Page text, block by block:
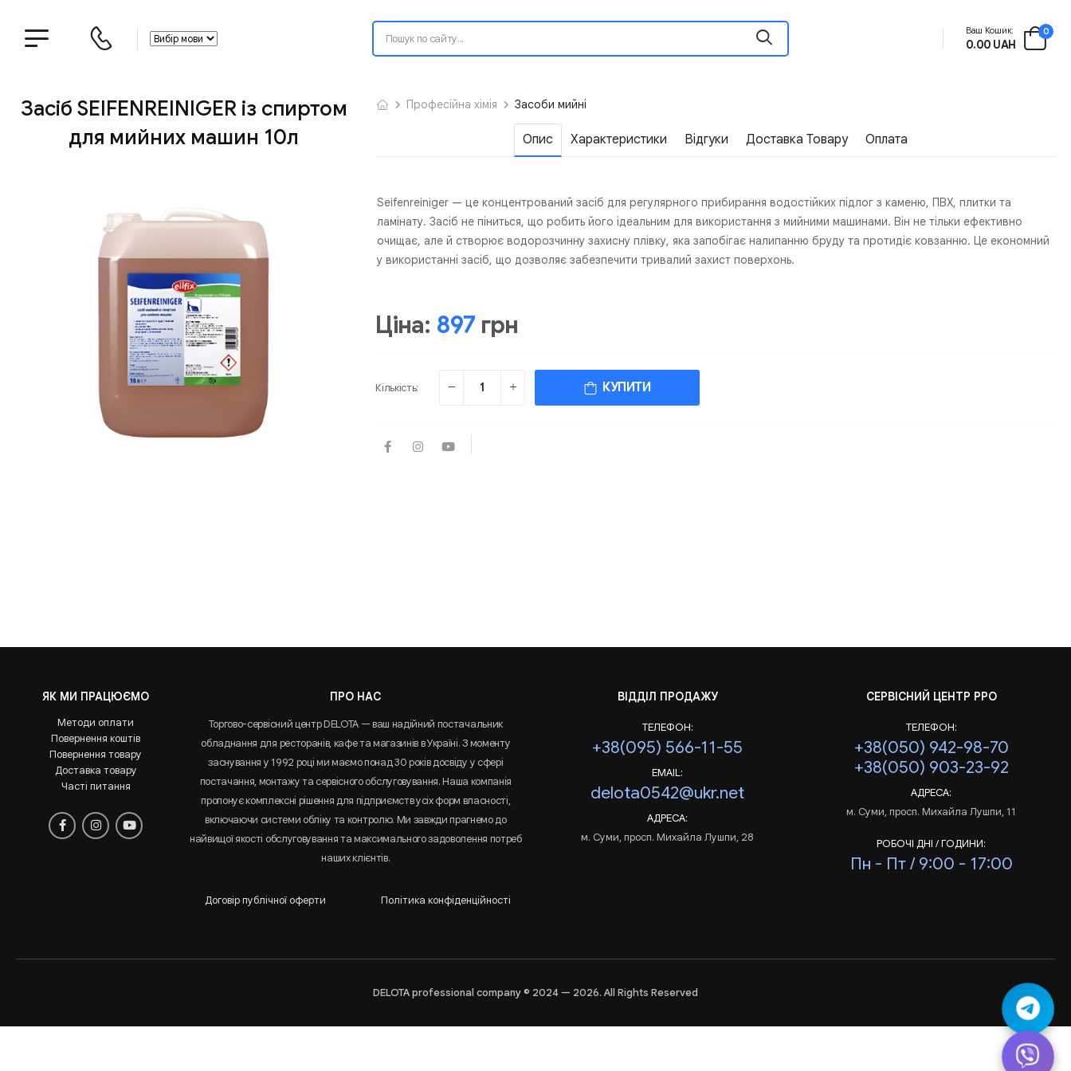
Ваш Кошик:
0.00 UAH
0
Засіб SEIFENREINIGER із спиртом
для мийних машин 10л
Професійна хімія Засоби мийні
Опис Характеристики Відгуки Доставка Товару Оплата
Seifenreiniger — це концентрований засіб для регулярного прибирання водостійких підлог з каменю, ПВХ, плитки та
ламінату. Засіб не піниться, що робить його ідеальним для використання з мийними машинами. Він не тільки ефективно
очищає, але й створює водорозчинну захисну плівку, яка запобігає налипанню бруду та протидіє ковзанню. Це економний
у використанні засіб, що дозволяє забезпечити тривалий захист поверхонь.
Ціна: 897 грн
Кількість: КУПИТИ
ЯК МИ ПРАЦЮЄМО
Методи оплати
Повернення коштів
Повернення товару
Доставка товару
Часті питання
ПРО НАС
Торгово-сервісний центр DELOTA — ваш надійний постачальник
обладнання для ресторанів, кафе та магазинів в Україні. З моменту
заснування у 1992 році ми маємо понад 30 років досвіду у сфері
постачання, монтажу та сервісного обслуговування. Наша компанія
пропонує комплексні рішення для підприємств усіх форм власності,
включаючи системи обліку та контролю. Ми завжди прагнемо до
найвищої якості обслуговування та максимального задоволення потреб
наших клієнтів.
Договір публічної оферти Політика конфіденційності
ВІДДІЛ ПРОДАЖУ
ТЕЛЕФОН:
+38(095) 566-11-55
EMAIL:
delota0542@ukr.net
АДРЕСА:
м. Суми, просп. Михайла Лушпи, 28
СЕРВІСНИЙ ЦЕНТР РРО
ТЕЛЕФОН:
+38(050) 942-98-70
+38(050) 903-23-92
АДРЕСА:
м. Суми, просп. Михайла Лушпи, 11
РОБОЧІ ДНІ / ГОДИНИ:
Пн - Пт / 9:00 - 17:00
DELOTA professional company © 2024 — 2026. All Rights Reserved